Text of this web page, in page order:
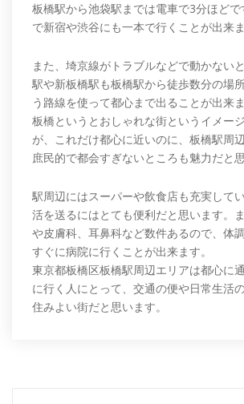
板橋駅から池袋駅までは電車で3分ほどで
で新宿や渋谷にも一本で行くことが出来ま
また、埼京線がトラブルなどで動かない
駅や新板橋駅も板橋駅から徒歩数分の場
う路線を使って都心まで出ることが出来ま
板橋というとおしゃれな街というイメー
が、これだけ都心に近いのに、板橋駅周
庶民的で都会すぎないところも魅力だと思
駅周辺にはスーパーや飲食店も充実して
活を送るにはとても便利だと思います。
や皮膚科、耳鼻科など数件あるので、体
すぐに病院に行くことが出来ます。
東京都板橋区板橋駅周辺エリアは都心に
に行く人にとって、交通の便や日常生活
住みよい街だと思います。